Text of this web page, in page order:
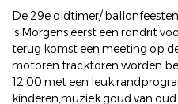
De 29e oldtimer/
's Morgens eerst een rondrit
terug komst een meeting op
motoren tracktoren worden
12.00 met een leuk
kinderen,muziek goud van